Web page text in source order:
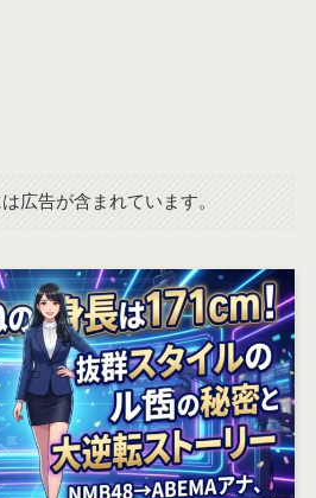
広告が含まれています。